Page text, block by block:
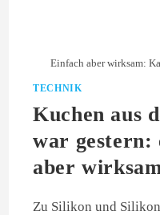
Einfach aber wirksam:
TECHNIK
Kuchen aus
war gestern:
aber
Zu Silikon und